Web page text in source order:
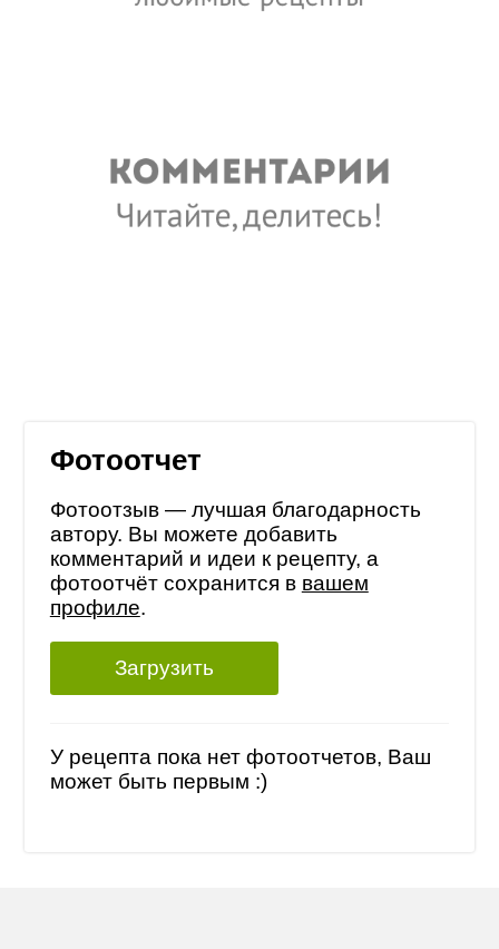
Фотоотчет
Фотоотзыв — лучшая благодарность
автору. Вы можете добавить
комментарий и идеи к рецепту, а
фотоотчёт сохранится в вашем
профиле.
Загрузить
У рецепта пока нет фотоотчетов, Ваш
может быть первым :)